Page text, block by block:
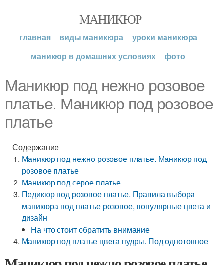
МАНИКЮР
главная виды маникюра
уроки маникюра
маникюр в домашних условиях
фото
Маникюр под нежно розовое
платье. Маникюр под розовое
платье
Содержание
Маникюр под нежно розовое платье. Маникюр под
розовое платье
Маникюр под серое платье
Педикюр под розовое платье. Правила выбора
маникюра под платье розовое, популярные цвета и
дизайн
На что стоит обратить внимание
Маникюр под платье цвета пудры. Под однотонное